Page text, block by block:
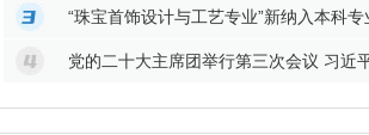
“珠宝首饰设计与工艺专业”新纳入本科专
党的二十大主席团举行第三次会议 习近